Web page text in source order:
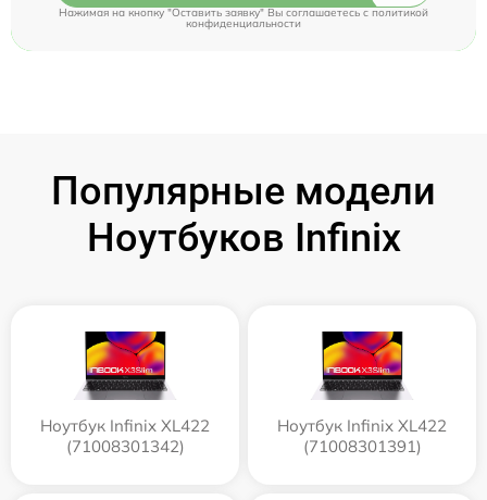
Нажимая на кнопку "Оставить заявку" Вы соглашаетесь cполитикой
конфиденциальности
Популярные модели
Ноутбуков Infinix
Ноутбук Infinix XL422
(71008301342)
Ноутбук Infinix XL422
(71008301391)